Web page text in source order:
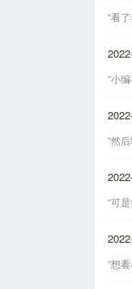
“看
“小
“然
“可
“想